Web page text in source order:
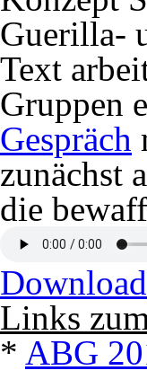
Guerilla-
Text
Gruppen
Gespräch
zunächst
die
Download
Links
* ABG